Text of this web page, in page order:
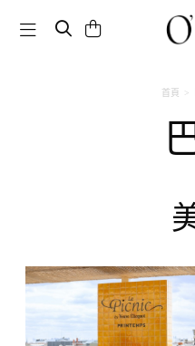
Toggle navigation
首頁